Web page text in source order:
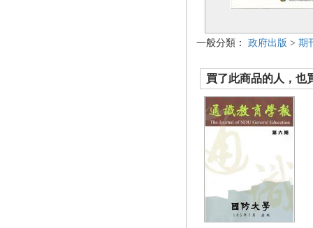
一般分類： 政府出版 > 期
買了此商品的人，也